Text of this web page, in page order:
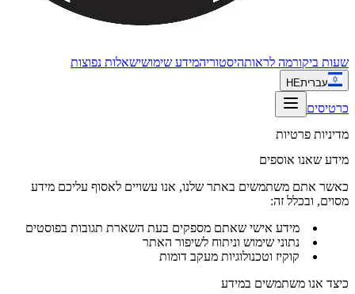
שעות ביקורמה לראותהיסטוריהמידע שימושישאלות נפוצות
עבריתHE
כרטיסים
מדיניות פרטיות
מידע שאנו אוספים
כאשר אתם משתמשים באתר שלנו, אנו עשויים לאסוף עליכם מידע
מסוים, ובכלל זה:
מידע אישי שאתם מספקים בעת השארת תגובות בפוסטים
נתוני שימוש וניתוח לשיפור האתר
קוקיז וטכנולוגיות מעקב דומות
כיצד אנו משתמשים במידע